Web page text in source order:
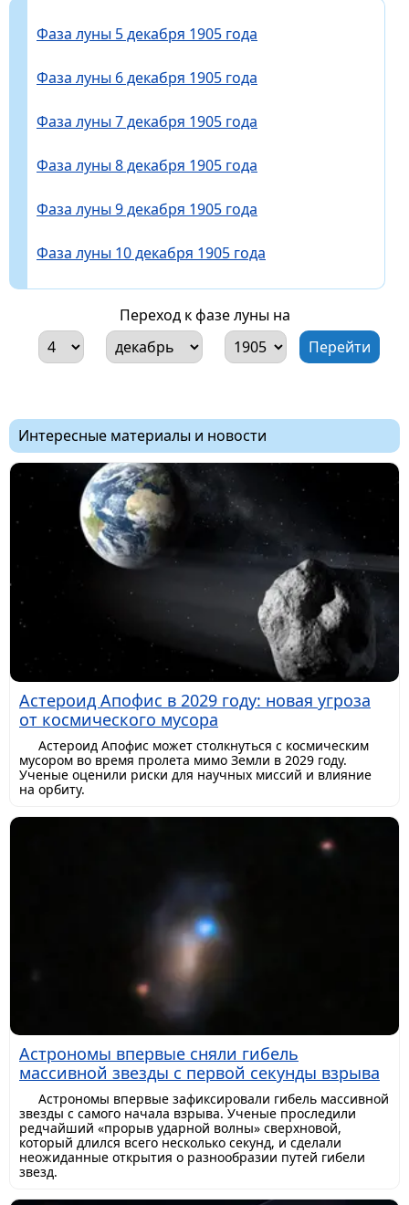
Фаза луны 5 декабря 1905 года
Фаза луны 6 декабря 1905 года
Фаза луны 7 декабря 1905 года
Фаза луны 8 декабря 1905 года
Фаза луны 9 декабря 1905 года
Фаза луны 10 декабря 1905 года
Переход к фазе луны на
Интересные материалы и новости
Астероид Апофис в 2029 году: новая угроза
от космического мусора
Астероид Апофис может столкнуться с космическим
мусором во время пролета мимо Земли в 2029 году.
Ученые оценили риски для научных миссий и влияние
на орбиту.
Астрономы впервые сняли гибель
массивной звезды с первой секунды взрыва
Астрономы впервые зафиксировали гибель массивной
звезды с самого начала взрыва. Ученые проследили
редчайший «прорыв ударной волны» сверхновой,
который длился всего несколько секунд, и сделали
неожиданные открытия о разнообразии путей гибели
звезд.